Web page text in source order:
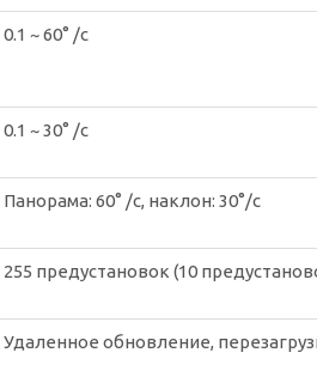
0.1 ~ 60° /с
0.1 ~ 30° /с
Панорама: 60° /с, наклон: 30°/с
255 предустановок (10
Удаленное обновление,